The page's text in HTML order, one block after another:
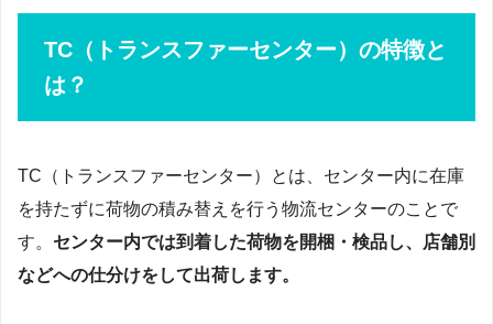
TC（トランスファーセンター）の特徴と
は？
TC（トランスファーセンター）とは、センター内に在庫
を持たずに荷物の積み替えを行う物流センターのことで
す。 センター内では到着した荷物を開梱・検品し、店舗別
などへの仕分けをして出荷します。